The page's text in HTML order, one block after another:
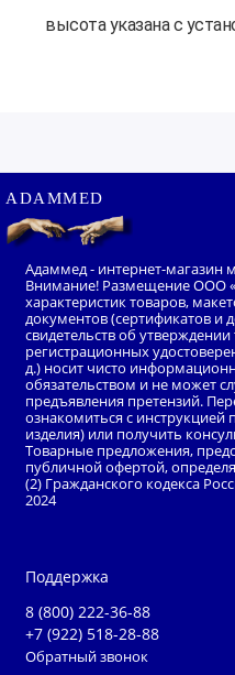
высота указана с
ADAMMED
Адаммед - интернет-магазин
Внимание! Размещение ООО
характеристик товаров,
документов (сертификатов и
свидетельств об
регистрационных
д.) носит чисто
обязательством и не может
предъявления претензий.
ознакомиться с
изделия) или получить
Товарные предложения,
публичной офертой,
(2) Гражданского кодекса
2024
Поддержка
8 (800) 222-36-88
+7 (922) 518-28-88
Обратный звонок